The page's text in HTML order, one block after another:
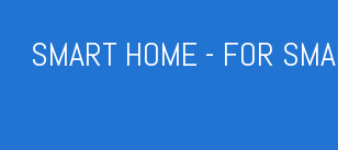
SMART HOME - FOR